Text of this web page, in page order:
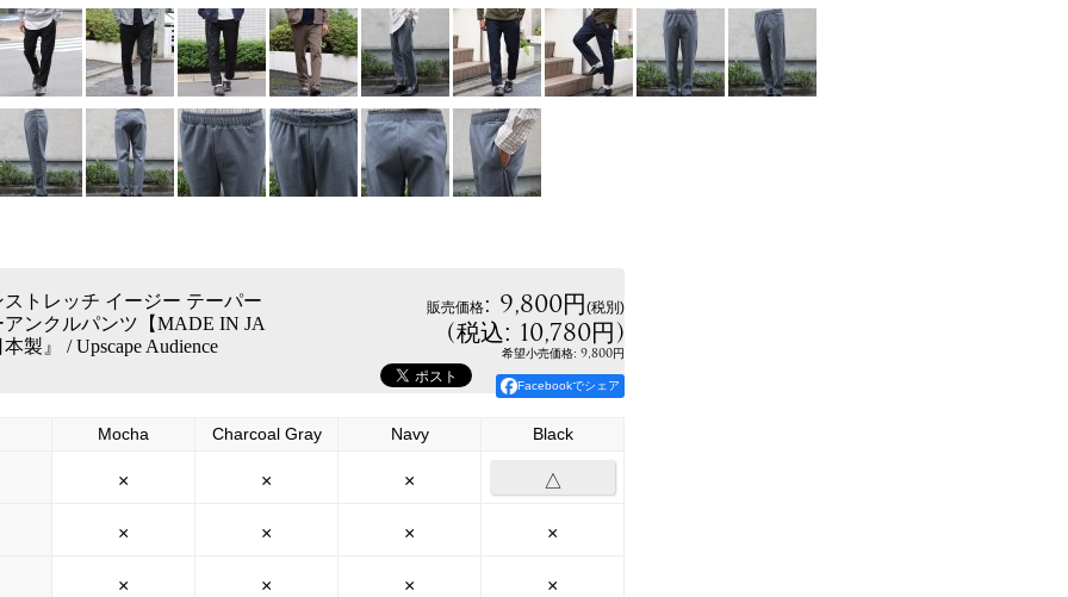
トレッチ イージー テーパー
ンクルパンツ【MADE IN JA
製』 / Upscape Audience
販売価格: 9,800円(税別)
(税込: 10,780円)
希望小売価格: 9,800円
Facebookでシェア
Mocha Charcoal Gray Navy Black
× × × △
× × × ×
× × × ×